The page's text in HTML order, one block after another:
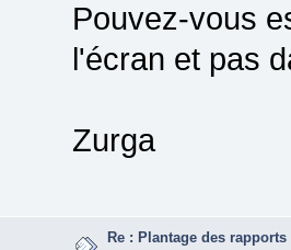
Pouvez-vous
l'écran et pas
Zurga
Re : Plantage des rapports